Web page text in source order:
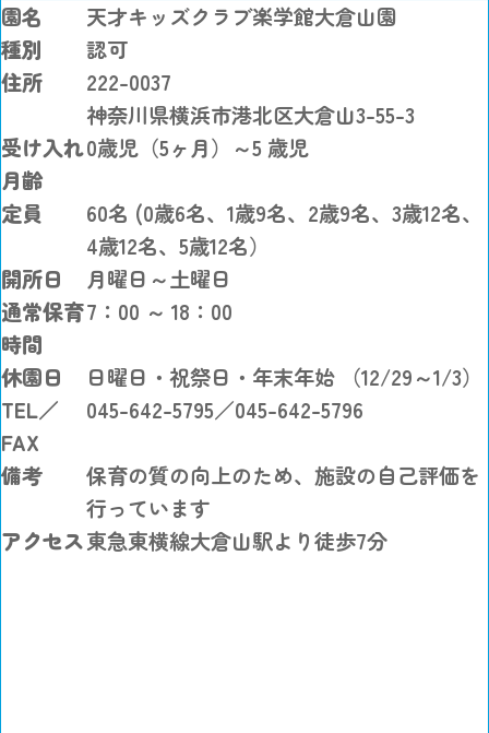
園名
天才キッズクラブ楽学館大倉山園
種別
認可
住所
222-0037
神奈川県横浜市港北区大倉山3-55-3
受け入れ
月齢
0歳児（5ヶ月）～5 歳児
定員
60名 (0歳6名、1歳9名、2歳9名、3歳12名、
4歳12名、5歳12名）
開所日
月曜日～土曜日
通常保育
時間
7：00 ～ 18：00
休園日
日曜日・祝祭日・年末年始 （12/29～1/3）
TEL／
FAX
045-642-5795／045-642-5796
備考
保育の質の向上のため、施設の自己評価を
行っています
アクセス東急東横線大倉山駅より徒歩7分